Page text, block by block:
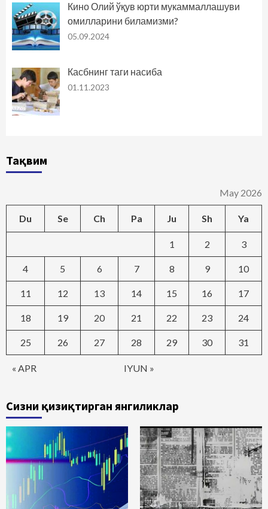
Кино Олий ўқув юрти мукаммаллашуви
омилларини биламизми?
05.09.2024
Касбнинг таги насиба
01.11.2023
Тақвим
May 2026
Du Se Ch Pa Ju Sh Ya
« APR IYUN »
1 2 3
4 5 6 7 8 9 10
11 12 13 14 15 16 17
18 19 20 21 22 23 24
25 26 27 28 29 30 31
Сизни қизиқтирган янгиликлар